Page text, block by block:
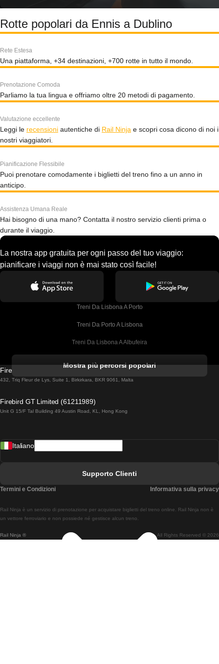
Rotte popolari da Ennis a Dublino
Rete Estesa
Una piattaforma, +34 destinazioni, +700 rotte in tutto il mondo.
Prenotazione Comoda
Parliamo la tua lingua e offriamo oltre 20 metodi di pagamento.
Valutazione eccellente
Leggi le recensioni autentiche di Rail Ninja e scopri cosa dicono di noi i
nostri viaggiatori.
Pianificazione Flessibile
Puoi prenotare comodamente i biglietti del treno fino a un anno in
anticipo.
Assistenza Umana Reale
Hai bisogno di una mano? Contatta il nostro servizio clienti prima o
durante il viaggio.
La nostra app gratuita per ogni passo del tuo viaggio:
pianificare i viaggi non è mai stato così facile!
Treni Da Lisbona A Porto
Treni Da Porto A Lisbona
Treni Da Lisbona A Albufeira
Treni Da Lisbona A Lagos
Treni Da Lisbona A Madrid
Treni Da Lisbon A Braga
Treni Da Braga A Lisbona
Mostra più percorsi popolari
Firebird GT Limited (OC 1451)
432, Triq Fleur de Lys, Suite 1, Birkirkara, BKR 9061, Malta
Firebird GT Limited (61211989)
Unit G 15/F Tal Building 49 Austin Road, KL, Hong Kong
Rail Ninja ® All Rights Reserved © 2026
Rail Ninja è un servizio di prenotazione per acquistare biglietti del treno online. Rail Ninja non è
un vettore ferroviario e non possiede né gestisce alcun treno.
Italiano
Supporto Clienti
Termini e Condizioni Informativa sulla privacy